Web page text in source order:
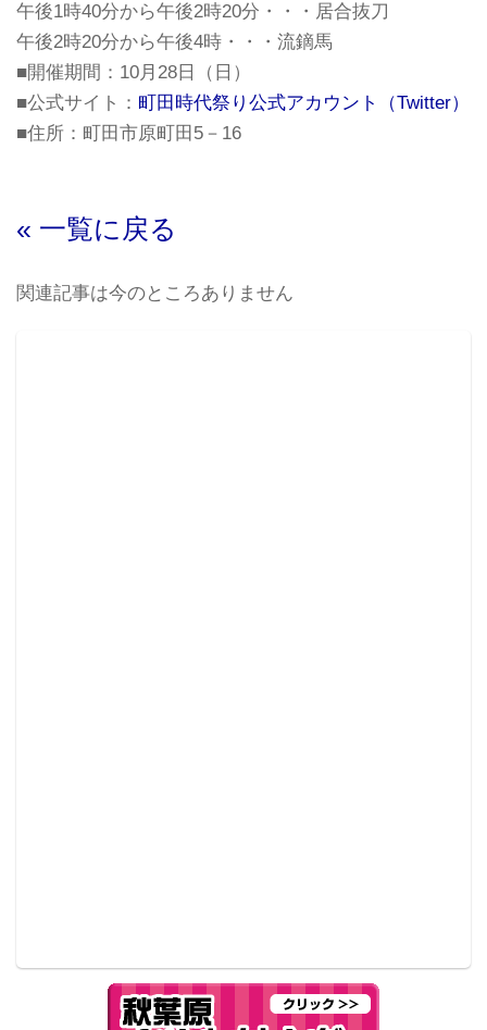
午後1時40分から午後2時20分・・・居合抜刀
午後2時20分から午後4時・・・ 流鏑馬
■開催期間：10月28日（日）
■公式サイト： 町田時代祭り公式アカウント（Twitter）
■住所：町田市原町田5－16
« 一覧に戻る
関連記事は今のところありません